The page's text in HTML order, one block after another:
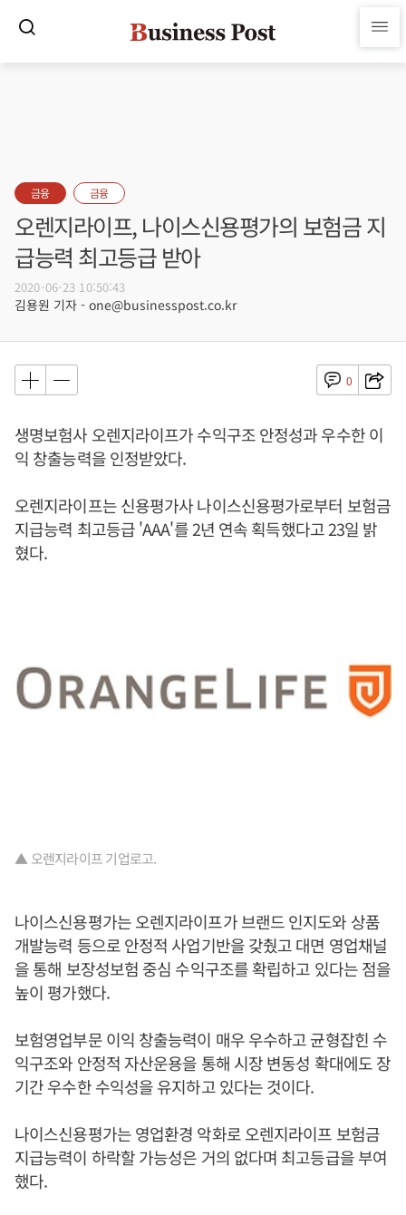
금융 금융
오렌지라이프, 나이스신용평가의 보험금 지
급능력 최고등급 받아
2020-06-23 10:50:43
김용원 기자 - one@businesspost.co.kr
0
생명보험사 오렌지라이프가 수익구조 안정성과 우수한 이
익 창출능력을 인정받았다.
오렌지라이프는 신용평가사 나이스신용평가로부터 보험금
지급능력 최고등급 'AAA'를 2년 연속 획득했다고 23일 밝
혔다.
▲ 오렌지라이프 기업로고.
나이스신용평가는 오렌지라이프가 브랜드 인지도와 상품
개발능력 등으로 안정적 사업기반을 갖췄고 대면 영업채널
을 통해 보장성보험 중심 수익구조를 확립하고 있다는 점을
높이 평가했다.
보험영업부문 이익 창출능력이 매우 우수하고 균형잡힌 수
익구조와 안정적 자산운용을 통해 시장 변동성 확대에도 장
기간 우수한 수익성을 유지하고 있다는 것이다.
나이스신용평가는 영업환경 악화로 오렌지라이프 보험금
지급능력이 하락할 가능성은 거의 없다며 최고등급을 부여
했다.